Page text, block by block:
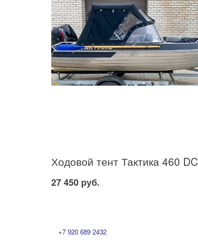
Ходовой тент Тактика 460 DC
27 450 руб.
+7 920 689 2432